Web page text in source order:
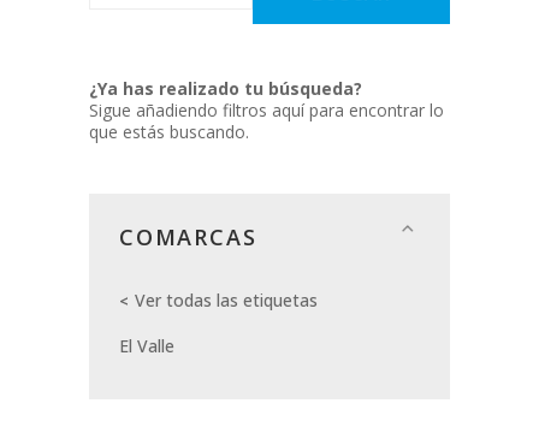
¿Ya has realizado tu búsqueda?
Sigue añadiendo filtros aquí para encontrar lo
que estás buscando.
COMARCAS
Ver todas las etiquetas
El Valle